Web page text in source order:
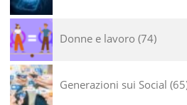
Donne e lavoro 74
Generazioni sui Social 65